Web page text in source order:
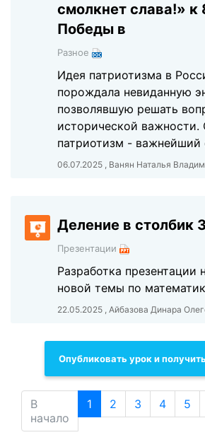
смолкнет слава!»
Победы в
Разное
Идея патриотизма в
порождала невиданную
позволявшую решать
исторической важности.
патриотизм - важнейший
06.07.2025 , Ванян Наталья
Деление в столбик
Презентации
Разработка презентации
новой темы по
22.05.2025 , Айбазова Динара
Опубликовать урок и
В
начало
1 2 3 4 5